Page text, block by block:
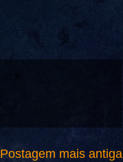
Postagem mais antiga